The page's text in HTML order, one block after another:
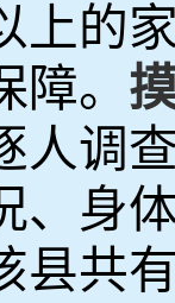
上的
。
人调
、身
县共